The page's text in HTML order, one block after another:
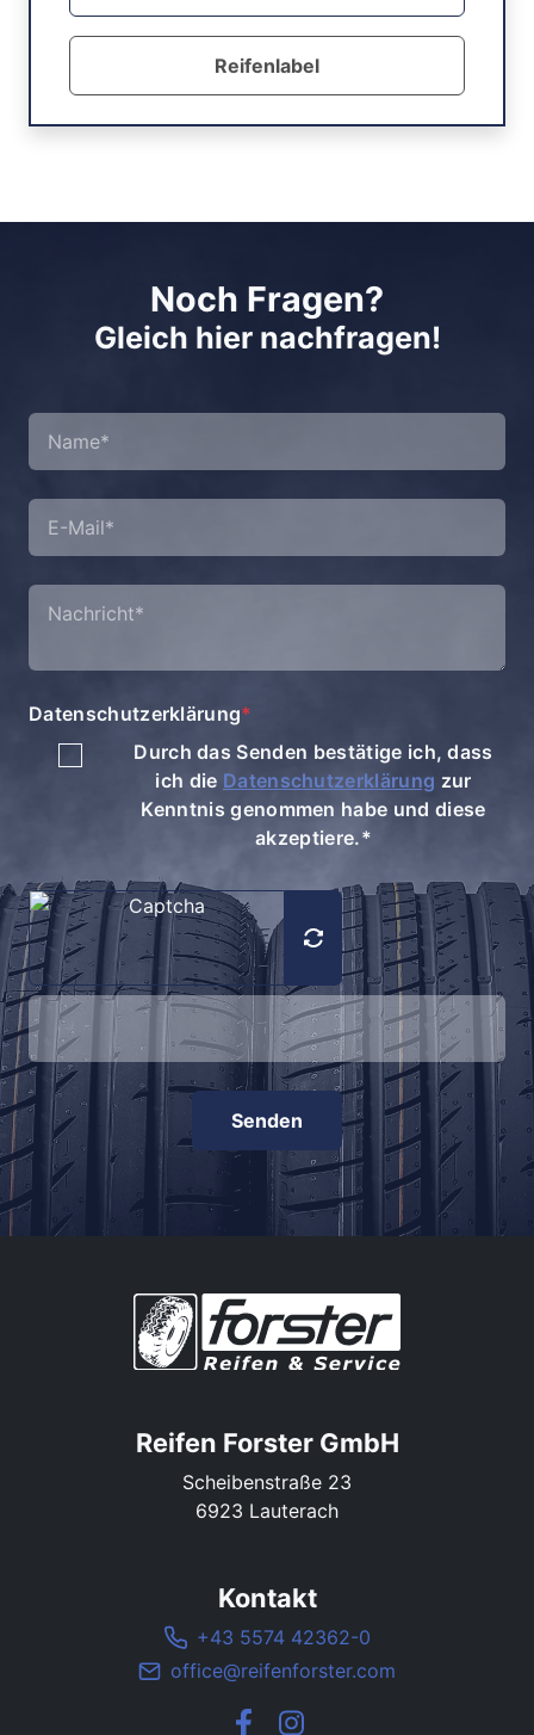
Reifenlabel
Noch Fragen?
Gleich hier nachfragen!
Datenschutzerklärung*
Durch das Senden bestätige ich, dass
ich die Datenschutzerklärung zur
Kenntnis genommen habe und diese
akzeptiere.*
Senden
Reifen Forster GmbH
Scheibenstraße 23
6923 Lauterach
Kontakt
+43 5574 42362-0
office@reifenforster.com